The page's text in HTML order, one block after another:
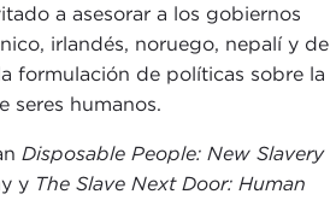
a asesorar a los gobiernos
irlandés, noruego, nepalí y de
formulación de políticas sobre la
seres humanos.
Disposable People: New Slavery
y The Slave Next Door: Human